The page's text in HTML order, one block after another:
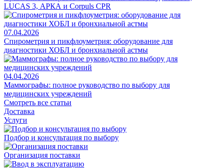
LUCAS 3, АРКА и Corpuls CPR
07.04.2026
Спирометрия и пикфлоуметрия: оборудование для
диагностики ХОБЛ и бронхиальной астмы
04.04.2026
Маммографы: полное руководство по выбору для
медицинских учреждений
Смотреть все статьи
Доставка
Услуги
Подбор и консультация по выбору
Организация поставки